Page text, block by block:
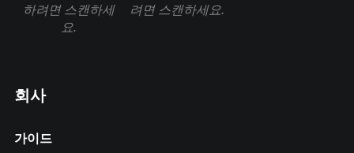
하려면 스캔하세
요.
려면 스캔하세요.
회사
가이드